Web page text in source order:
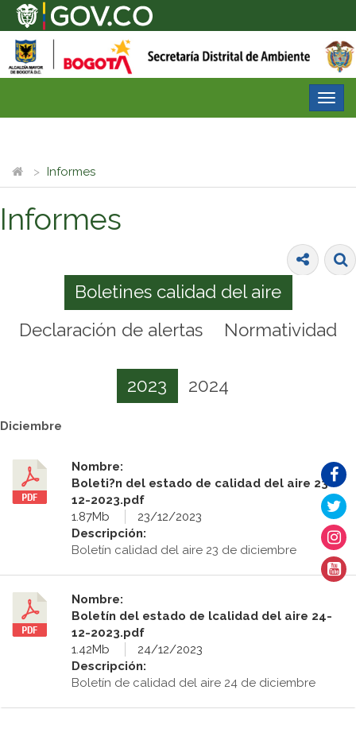
Informes
Informes
Boletines calidad del aire
Declaración de alertas
Normatividad
2023 2024
Diciembre
Nombre:
Boleti?n del estado de calidad del aire 23-
12-2023.pdf
1.87Mb
23/12/2023
Descripción:
Boletín calidad del aire 23 de diciembre
Nombre:
Boletín del estado de lcalidad del aire 24-
12-2023.pdf
1.42Mb
24/12/2023
Descripción:
Boletín de calidad del aire 24 de diciembre